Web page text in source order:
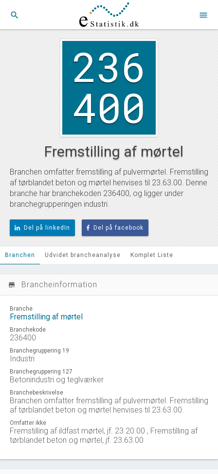
search menu
236
400
Fremstilling af mørtel
Branchen omfatter fremstilling af pulvermørtel. Fremstilling
af tørblandet beton og mørtel henvises til 23.63.00. Denne
branche har branchekoden 236400, og ligger under
branchegrupperingen industri.
Del på linkedIn Del på facebook
Branchen Udvidet brancheanalyse Komplet Liste
store_mall_directory Brancheinformation
Branche
Fremstilling af mørtel
Branchekode
236400
Branchegruppering 19
Industri
Branchegruppering 127
Betonindustri og teglværker
Branchebeskrivelse
Branchen omfatter fremstilling af pulvermørtel. Fremstilling
af tørblandet beton og mørtel henvises til 23.63.00.
Omfatter ikke
Fremstilling af ildfast mørtel, jf. 23.20.00 , Fremstilling af
tørblandet beton og mørtel, jf. 23.63.00